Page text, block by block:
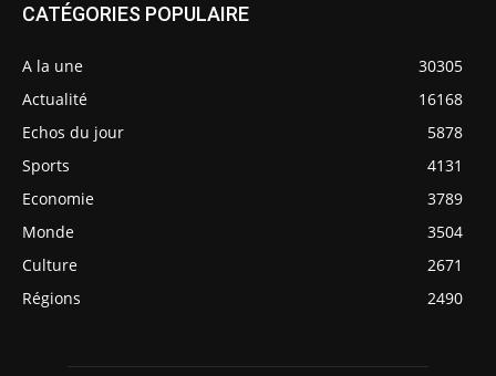
CATÉGORIES POPULAIRE
A la une
30305
Actualité
16168
Echos du jour
5878
Sports
4131
Economie
3789
Monde
3504
Culture
2671
Régions
2490